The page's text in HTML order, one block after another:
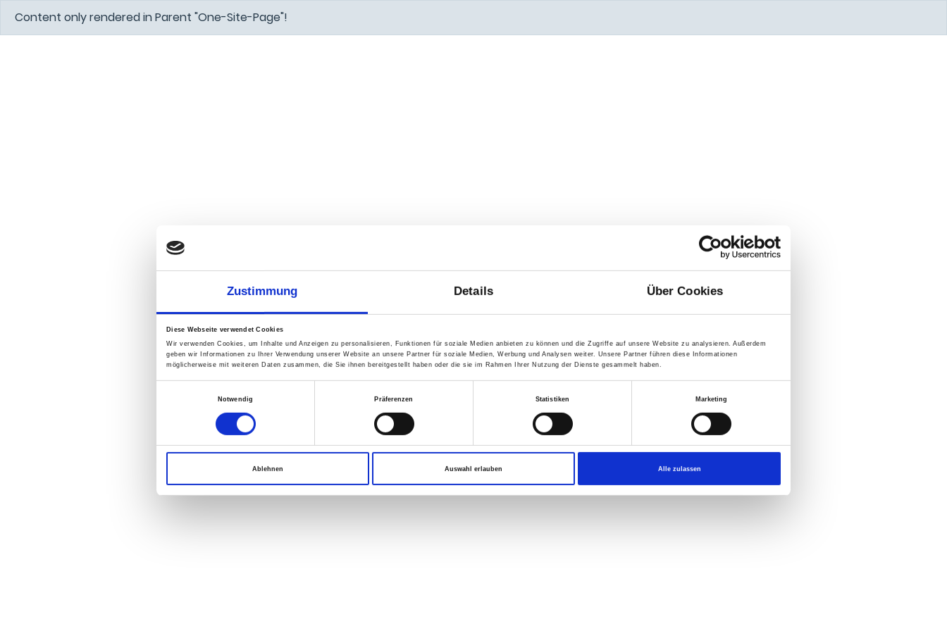
Zustimmung Details Über Cookies
Diese Webseite verwendet Cookies
Wir verwenden Cookies, um Inhalte und Anzeigen zu personalisieren, Funktionen für soziale Medien anbieten zu können und die Zugriffe auf unsere Website zu analysieren. Außerdem
geben wir Informationen zu Ihrer Verwendung unserer Website an unsere Partner für soziale Medien, Werbung und Analysen weiter. Unsere Partner führen diese Informationen
möglicherweise mit weiteren Daten zusammen, die Sie ihnen bereitgestellt haben oder die sie im Rahmen Ihrer Nutzung der Dienste gesammelt haben.
Notwendig
Präferenzen Statistiken Marketing
Ablehnen Auswahl erlauben Alle zulassen
Content only rendered in Parent "One-Site-Page"!